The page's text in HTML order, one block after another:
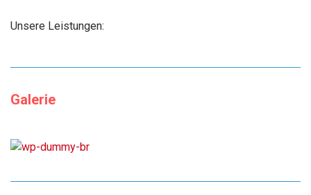
Unsere Leistungen:
Galerie